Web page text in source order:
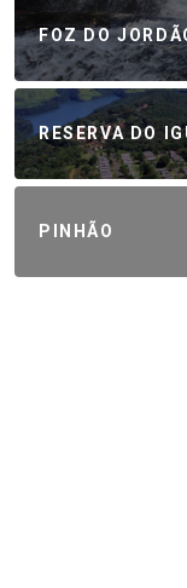
FOZ DO
RESERVA DO
PINHÃO